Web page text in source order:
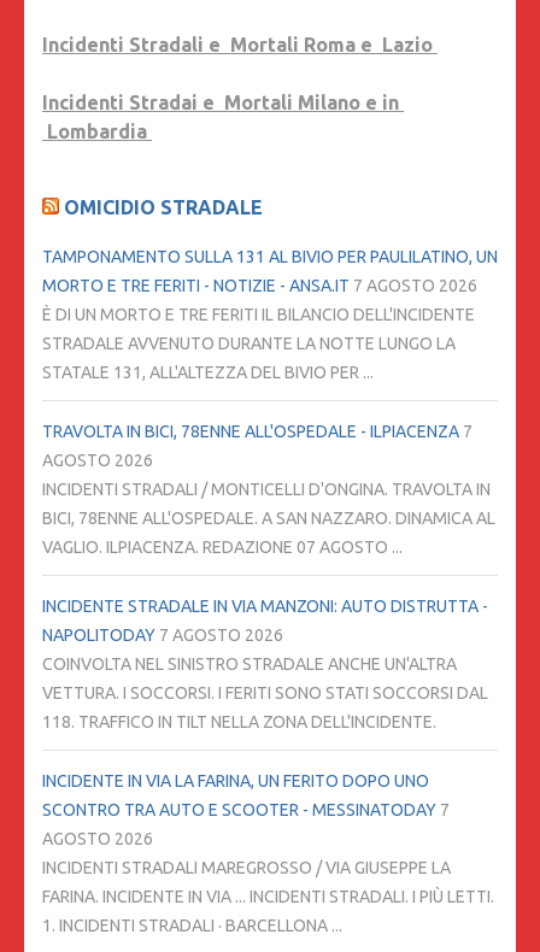
Incidenti Stradali e Mortali Roma e Lazio
Incidenti Stradai e Mortali Milano e in
Lombardia
OMICIDIO STRADALE
TAMPONAMENTO SULLA 131 AL BIVIO PER PAULILATINO, UN
MORTO E TRE FERITI - NOTIZIE - ANSA.IT 7 AGOSTO 2026
È DI UN MORTO E TRE FERITI IL BILANCIO DELL'INCIDENTE
STRADALE AVVENUTO DURANTE LA NOTTE LUNGO LA
STATALE 131, ALL'ALTEZZA DEL BIVIO PER ...
TRAVOLTA IN BICI, 78ENNE ALL'OSPEDALE - ILPIACENZA 7
AGOSTO 2026
INCIDENTI STRADALI / MONTICELLI D'ONGINA. TRAVOLTA IN
BICI, 78ENNE ALL'OSPEDALE. A SAN NAZZARO. DINAMICA AL
VAGLIO. ILPIACENZA. REDAZIONE 07 AGOSTO ...
INCIDENTE STRADALE IN VIA MANZONI: AUTO DISTRUTTA -
NAPOLITODAY 7 AGOSTO 2026
COINVOLTA NEL SINISTRO STRADALE ANCHE UN'ALTRA
VETTURA. I SOCCORSI. I FERITI SONO STATI SOCCORSI DAL
118. TRAFFICO IN TILT NELLA ZONA DELL'INCIDENTE.
INCIDENTE IN VIA LA FARINA, UN FERITO DOPO UNO
SCONTRO TRA AUTO E SCOOTER - MESSINATODAY 7
AGOSTO 2026
INCIDENTI STRADALI MAREGROSSO / VIA GIUSEPPE LA
FARINA. INCIDENTE IN VIA ... INCIDENTI STRADALI. I PIÙ LETTI.
1. INCIDENTI STRADALI · BARCELLONA ...